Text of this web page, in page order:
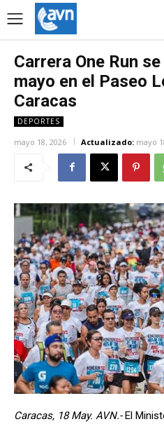
Carrera One Run
mayo en el Paseo
Caracas
DEPORTES
mayo 18, 2026 Actualizado: mayo
Caracas, 18 May. AVN.-El